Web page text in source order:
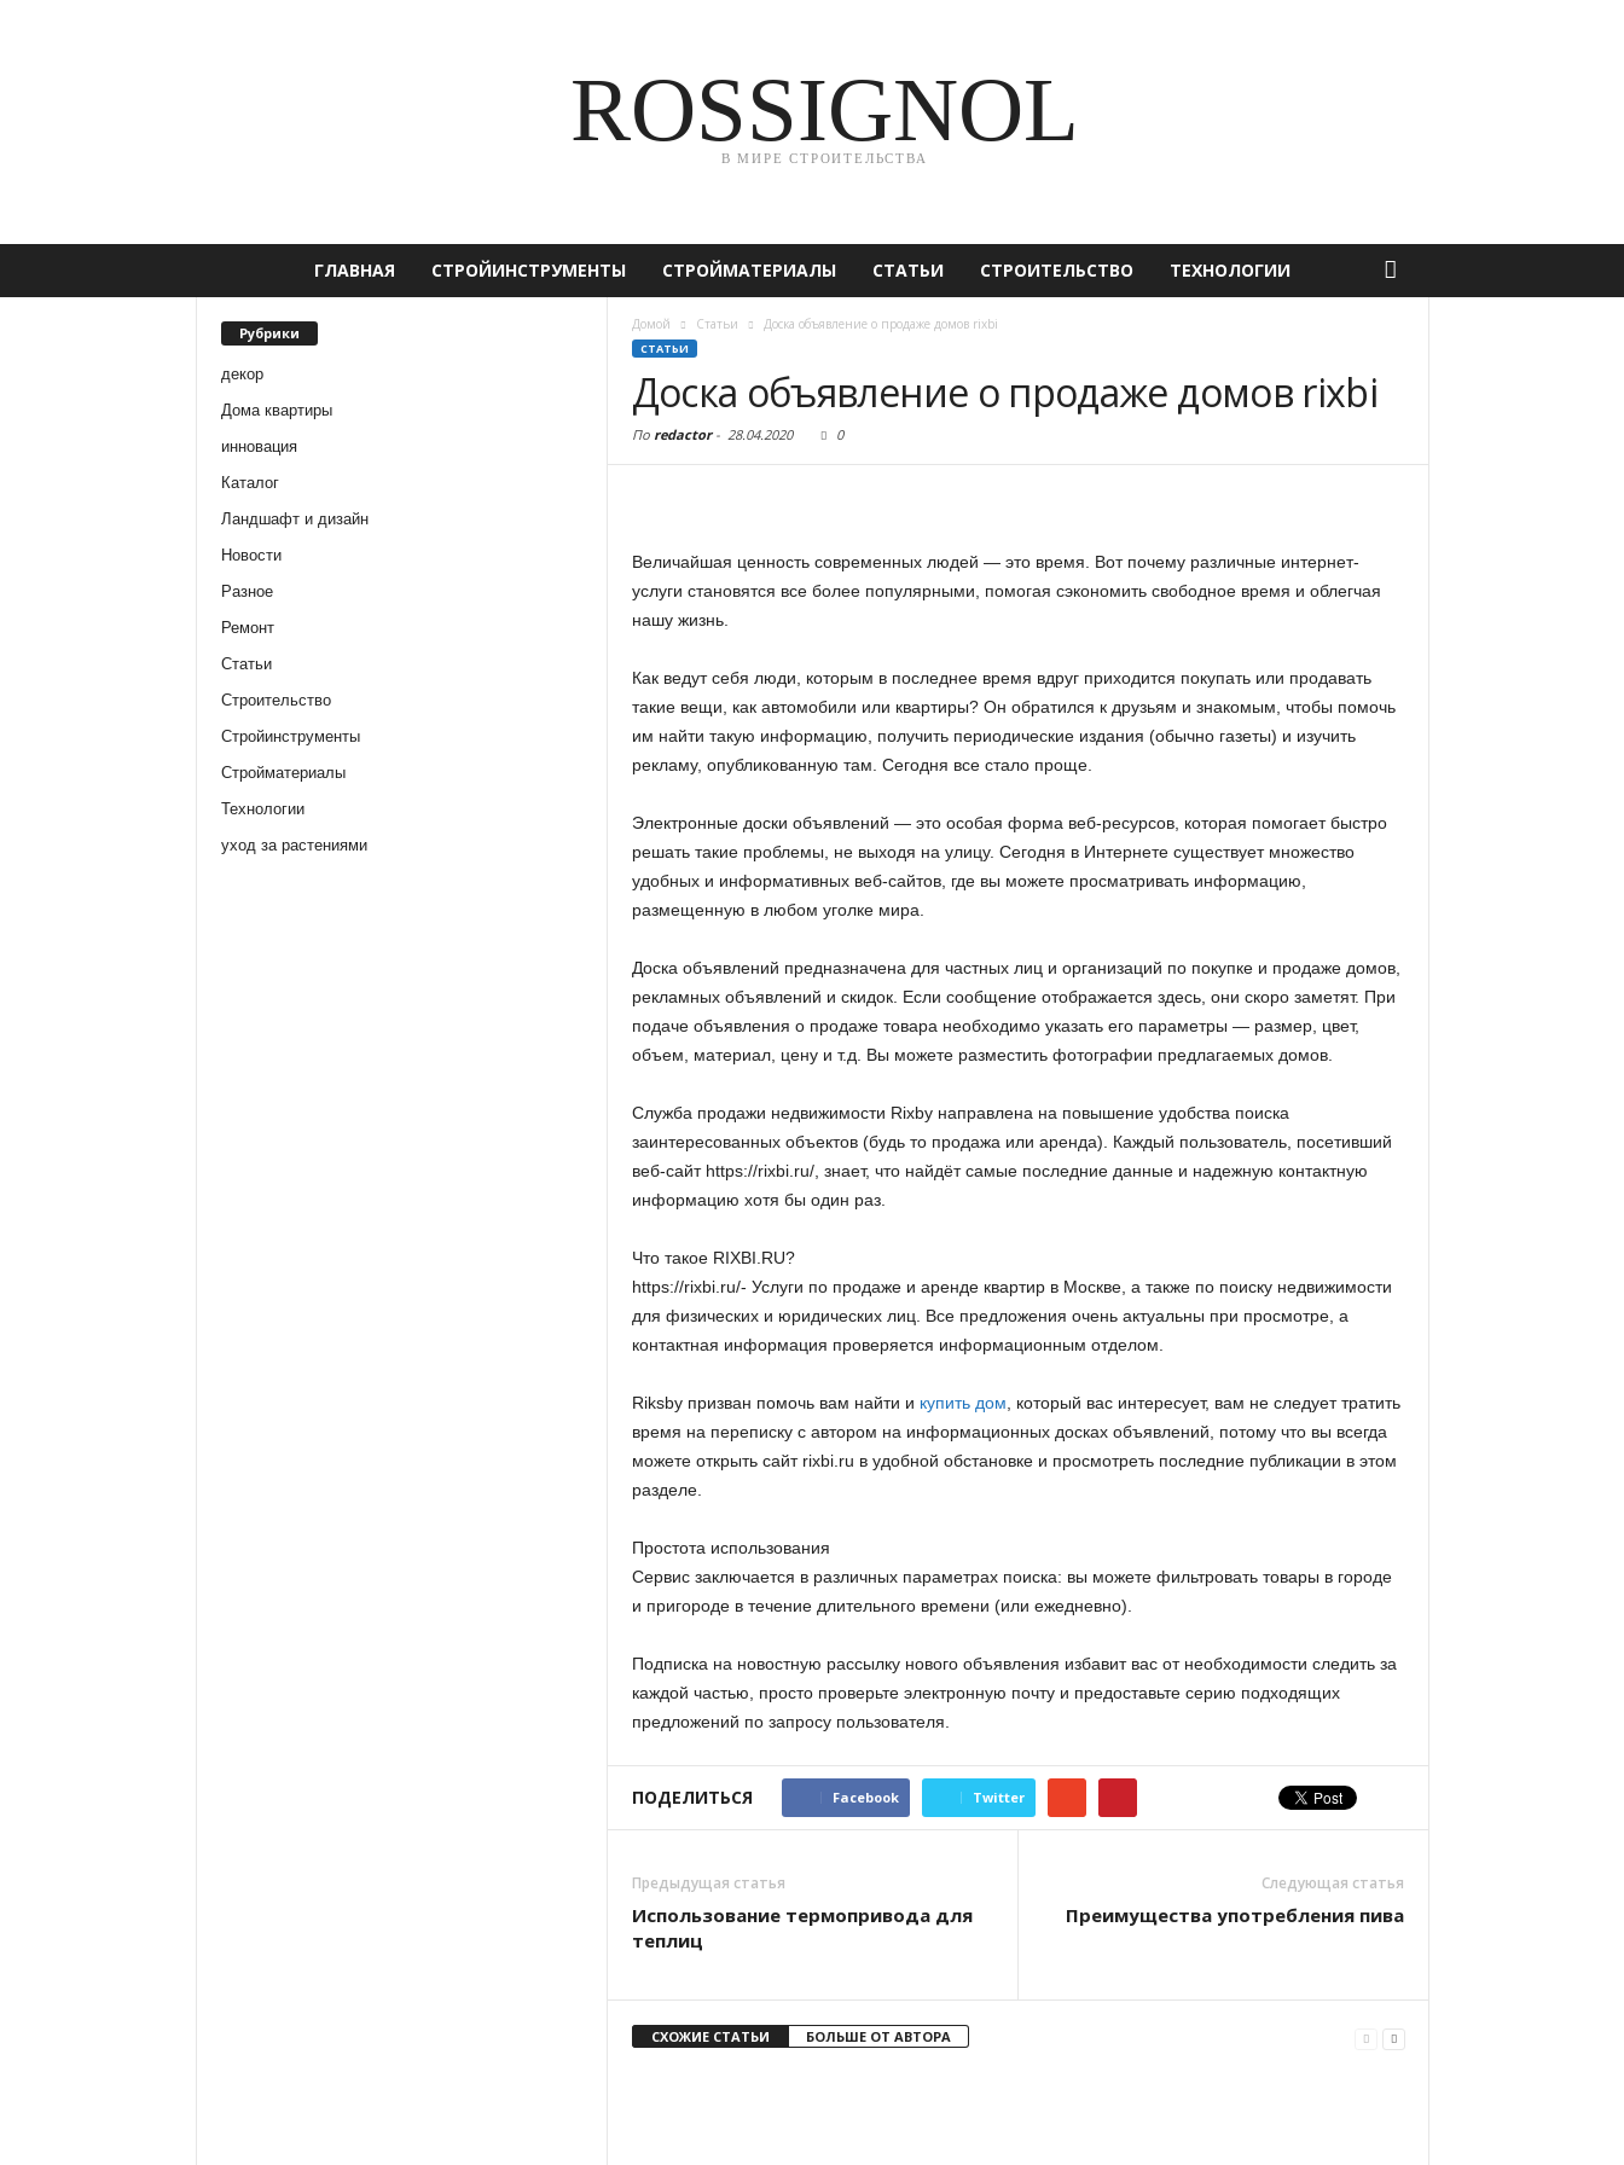
ROSSIGNOL
В МИРЕ СТРОИТЕЛЬСТВА
ГЛАВНАЯ СТРОЙИНСТРУМЕНТЫ СТРОЙМАТЕРИАЛЫ СТАТЬИ СТРОИТЕЛЬСТВО ТЕХНОЛОГИИ
Рубрики
декор
Дома квартиры
инновация
Каталог
Ландшафт и дизайн
Новости
Разное
Ремонт
Статьи
Строительство
Стройинструменты
Стройматериалы
Технологии
уход за растениями
Домой Статьи Доска объявление о продаже домов rixbi
СТАТЬИ
Доска объявление о продаже домов rixbi
По redactor- 28.04.2020 0
Величайшая ценность современных людей — это время. Вот почему различные интернет-
услуги становятся все более популярными, помогая сэкономить свободное время и облегчая
нашу жизнь.
Как ведут себя люди, которым в последнее время вдруг приходится покупать или продавать
такие вещи, как автомобили или квартиры? Он обратился к друзьям и знакомым, чтобы помочь
им найти такую информацию, получить периодические издания (обычно газеты) и изучить
рекламу, опубликованную там. Сегодня все стало проще.
Электронные доски объявлений — это особая форма веб-ресурсов, которая помогает быстро
решать такие проблемы, не выходя на улицу. Сегодня в Интернете существует множество
удобных и информативных веб-сайтов, где вы можете просматривать информацию,
размещенную в любом уголке мира.
Доска объявлений предназначена для частных лиц и организаций по покупке и продаже домов,
рекламных объявлений и скидок. Если сообщение отображается здесь, они скоро заметят. При
подаче объявления о продаже товара необходимо указать его параметры — размер, цвет,
объем, материал, цену и т.д. Вы можете разместить фотографии предлагаемых домов.
Служба продажи недвижимости Rixby направлена на повышение удобства поиска
заинтересованных объектов (будь то продажа или аренда). Каждый пользователь, посетивший
веб-сайт https://rixbi.ru/, знает, что найдёт самые последние данные и надежную контактную
информацию хотя бы один раз.
Что такое RIXBI.RU?
https://rixbi.ru/- Услуги по продаже и аренде квартир в Москве, а также по поиску недвижимости
для физических и юридических лиц. Все предложения очень актуальны при просмотре, а
контактная информация проверяется информационным отделом.
Riksby призван помочь вам найти и купить дом , который вас интересует, вам не следует тратить
время на переписку с автором на информационных досках объявлений, потому что вы всегда
можете открыть сайт rixbi.ru в удобной обстановке и просмотреть последние публикации в этом
разделе.
Простота использования
Сервис заключается в различных параметрах поиска: вы можете фильтровать товары в городе
и пригороде в течение длительного времени (или ежедневно).
Подписка на новостную рассылку нового объявления избавит вас от необходимости следить за
каждой частью, просто проверьте электронную почту и предоставьте серию подходящих
предложений по запросу пользователя.
ПОДЕЛИТЬСЯ Facebook Twitter
Предыдущая статья
Использование термопривода для
теплиц
Следующая статья
Преимущества употребления пива
СХОЖИЕ СТАТЬИ БОЛЬШЕ ОТ АВТОРА